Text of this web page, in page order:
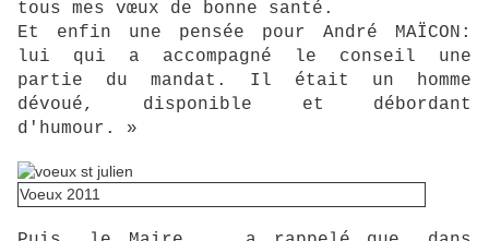
tous mes vœux de bonne santé.
Et enfin une pensée pour André MAÏCON:
lui qui a accompagné le conseil une
partie du mandat. Il était un homme
dévoué, disponible et débordant
d'humour. »
Voeux 2011